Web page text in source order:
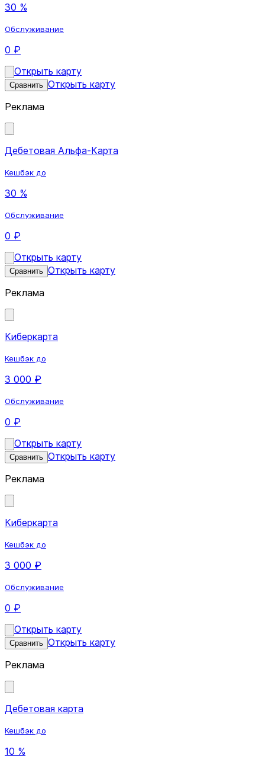
30 %
Обслуживание
0 ₽
Открыть карту
Сравнить Открыть карту
Реклама
Дебетовая Альфа-Карта
Кешбэк до
30 %
Обслуживание
0 ₽
Открыть карту
Сравнить Открыть карту
Реклама
Киберкарта
Кешбэк до
3 000 ₽
Обслуживание
0 ₽
Открыть карту
Сравнить Открыть карту
Реклама
Киберкарта
Кешбэк до
3 000 ₽
Обслуживание
0 ₽
Открыть карту
Сравнить Открыть карту
Реклама
Дебетовая карта
Кешбэк до
10 %